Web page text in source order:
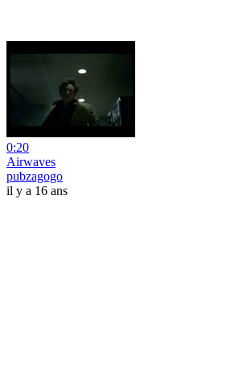
0:20
Airwaves
pubzagogo
il y a 16 ans